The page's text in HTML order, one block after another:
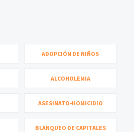
ADOPCIÓN DE NIÑOS
ALCOHOLEMIA
ASESINATO-HOMICIDIO
BLANQUEO DE CAPITALES